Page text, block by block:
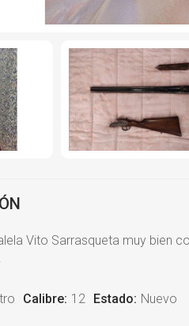
Vito Sarrasqueta muy bien
Calibre: 12 Estado: Nuevo